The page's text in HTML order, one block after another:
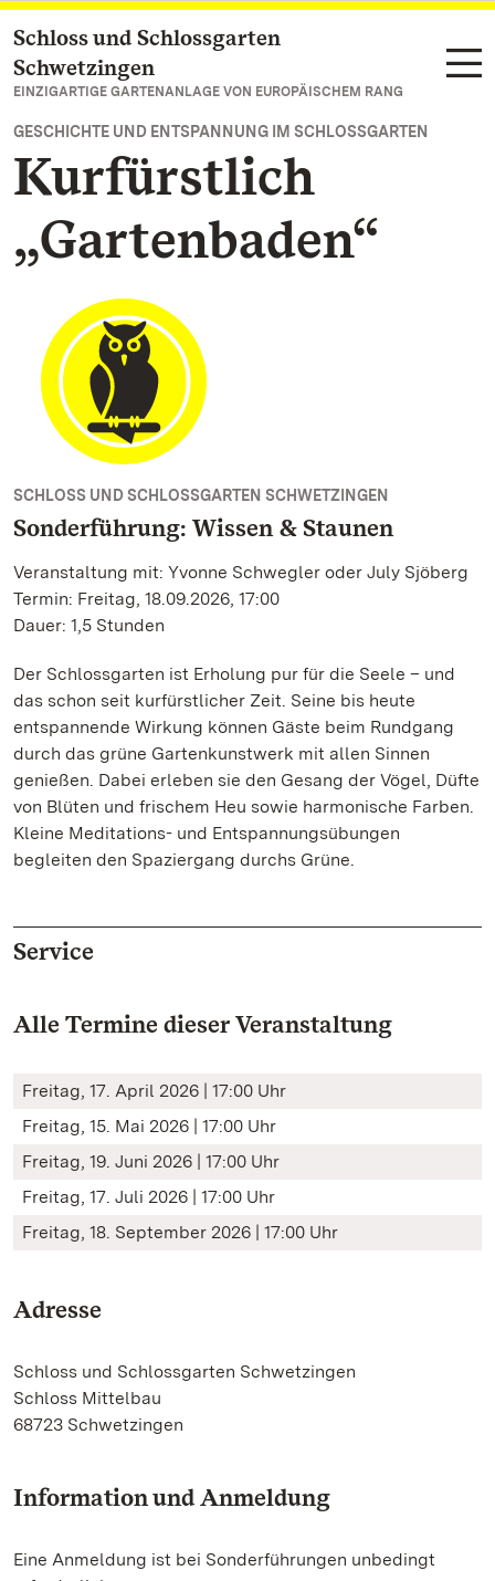
Zum Hauptinhalt springen
Schloss und Schlossgarten
Schwetzingen
EINZIGARTIGE GARTENANLAGE VON EUROPÄISCHEM RANG
GESCHICHTE UND ENTSPANNUNG IM SCHLOSSGARTEN
Kurfürstlich
„Gartenbaden“
SCHLOSS UND SCHLOSSGARTEN SCHWETZINGEN
Sonderführung: Wissen & Staunen
Veranstaltung mit: Yvonne Schwegler oder July Sjöberg
Termin: Freitag, 18.09.2026, 17:00
Dauer: 1,5 Stunden
Der Schlossgarten ist Erholung pur für die Seele – und
das schon seit kurfürstlicher Zeit. Seine bis heute
entspannende Wirkung können Gäste beim Rundgang
durch das grüne Gartenkunstwerk mit allen Sinnen
genießen. Dabei erleben sie den Gesang der Vögel, Düfte
von Blüten und frischem Heu sowie harmonische Farben.
Kleine Meditations- und Entspannungsübungen
begleiten den Spaziergang durchs Grüne.
Service
Alle Termine dieser Veranstaltung
Freitag, 17. April 2026 | 17:00 Uhr
Freitag, 15. Mai 2026 | 17:00 Uhr
Freitag, 19. Juni 2026 | 17:00 Uhr
Freitag, 17. Juli 2026 | 17:00 Uhr
Freitag, 18. September 2026 | 17:00 Uhr
Adresse
Schloss und Schlossgarten Schwetzingen
Schloss Mittelbau
68723 Schwetzingen
Information und Anmeldung
Eine Anmeldung ist bei Sonderführungen unbedingt